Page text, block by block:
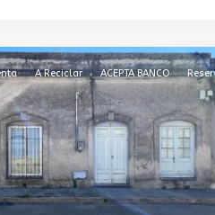
A Reciclar ACEPTA BANCO